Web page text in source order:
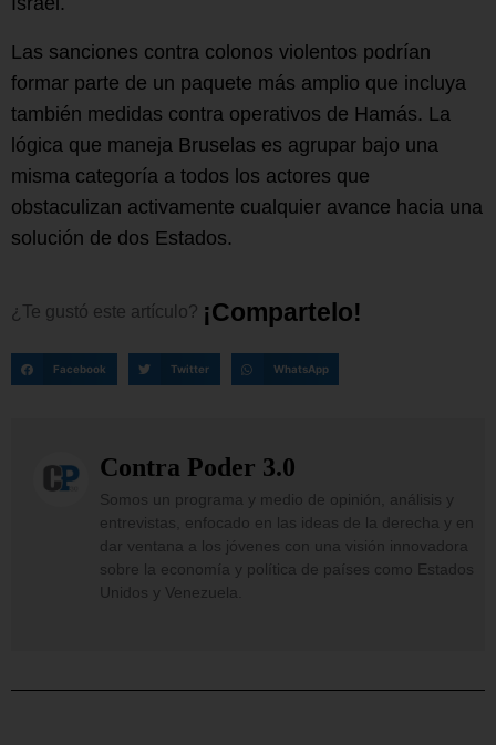
Las sanciones contra colonos violentos podrían
formar parte de un paquete más amplio que incluya
también medidas contra operativos de Hamás. La
lógica que maneja Bruselas es agrupar bajo una
misma categoría a todos los actores que
obstaculizan activamente cualquier avance hacia una
solución de dos Estados.
¿Te gustó este artículo? ¡Comparte o!
Facebook Twitter WhatsApp
Contra Poder 3.0
Somos un programa y medio de opinión, análisis y
entrevistas, enfocado en las ideas de la derecha y en
dar ventana a los jóvenes con una visión innovadora
sobre la economía y política de países como Estados
Unidos y Venezuela.